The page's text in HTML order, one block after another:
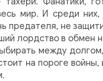
мир. И среди них,
предателя, не
лордство в обмен
между
на пороге